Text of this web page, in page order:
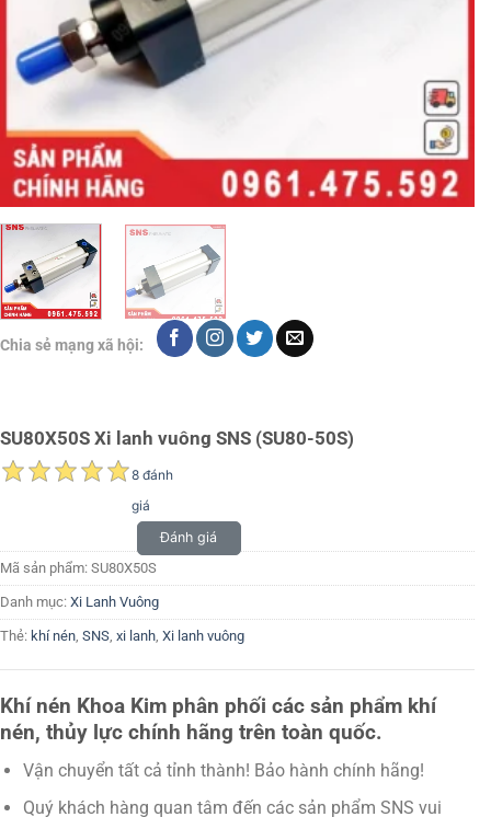
Chia sẻ mạng xã hội:
SU80X50S Xi lanh vuông SNS (SU80-50S)
8 đánh
giá
Đánh giá
Mã sản phẩm: SU80X50S
Danh mục: Xi Lanh Vuông
Thẻ: khí nén, SNS, xi lanh, Xi lanh vuông
Khí nén Khoa Kim phân phối các sản phẩm khí
nén, thủy lực chính hãng trên toàn quốc.
Vận chuyển tất cả tỉnh thành! Bảo hành chính hãng!
Quý khách hàng quan tâm đến các sản phẩm SNS vui